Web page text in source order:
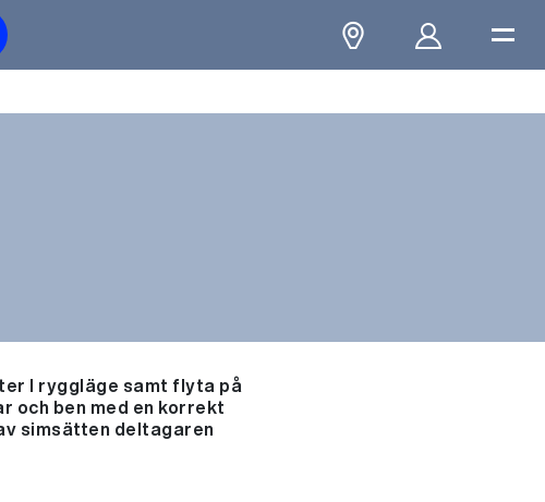
I ryggläge samt flyta på
och ben med en korrekt
simsätten deltagaren